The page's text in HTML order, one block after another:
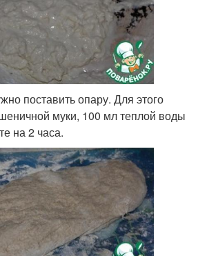
поставить опару. Для этого
муки, 100 мл теплой воды
на 2 часа.